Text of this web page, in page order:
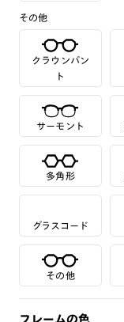
その他
クラウンパン
ト
サーモント
多角形
グラスコード
その他
フレームの色